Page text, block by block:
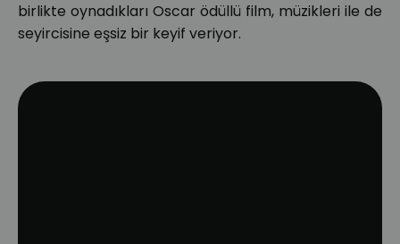
birlikte oynadıkları Oscar ödüllü film, müzikleri ile de
seyircisine eşsiz bir keyif veriyor.